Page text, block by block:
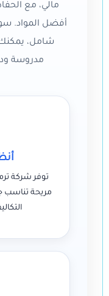
مالي، مع
أفضل المواد.
شامل،
مدروسة
توفر شركة
مريحة تناسب